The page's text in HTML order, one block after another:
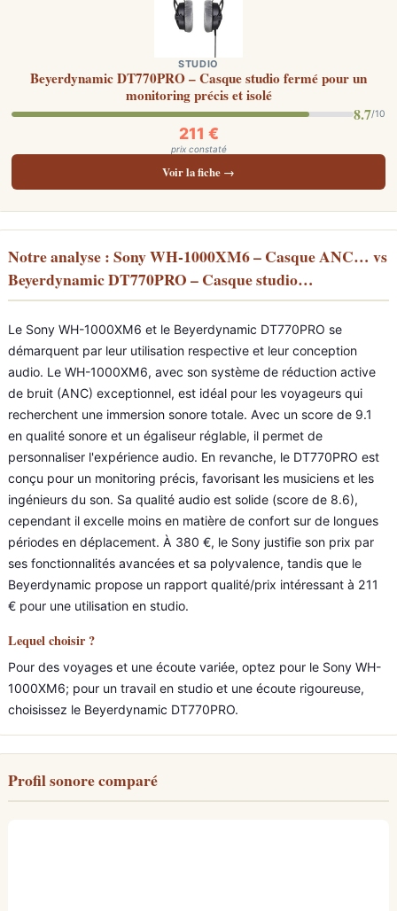
STUDIO
Beyerdynamic DT770PRO – Casque studio fermé pour un
monitoring précis et isolé
8.7/10
211 €
prix constaté
Voir la fiche →
Notre analyse : Sony WH-1000XM6 – Casque ANC… vs
Beyerdynamic DT770PRO – Casque studio…
Le Sony WH-1000XM6 et le Beyerdynamic DT770PRO se
démarquent par leur utilisation respective et leur conception
audio. Le WH-1000XM6, avec son système de réduction active
de bruit (ANC) exceptionnel, est idéal pour les voyageurs qui
recherchent une immersion sonore totale. Avec un score de 9.1
en qualité sonore et un égaliseur réglable, il permet de
personnaliser l'expérience audio. En revanche, le DT770PRO est
conçu pour un monitoring précis, favorisant les musiciens et les
ingénieurs du son. Sa qualité audio est solide (score de 8.6),
cependant il excelle moins en matière de confort sur de longues
périodes en déplacement. À 380 €, le Sony justifie son prix par
ses fonctionnalités avancées et sa polyvalence, tandis que le
Beyerdynamic propose un rapport qualité/prix intéressant à 211
€ pour une utilisation en studio.
Lequel choisir ?
Pour des voyages et une écoute variée, optez pour le Sony WH-
1000XM6; pour un travail en studio et une écoute rigoureuse,
choisissez le Beyerdynamic DT770PRO.
Profil sonore comparé